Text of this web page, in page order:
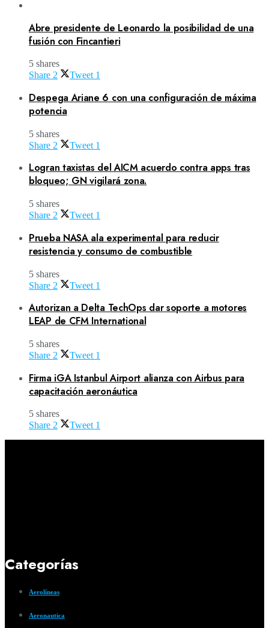
Abre presidente de Leonardo la posibilidad de una
fusión con Fincantieri
5 shares
Share 2 Tweet 1
Despega Ariane 6 con una configuración de máxima
potencia
5 shares
Share 2 Tweet 1
Logran taxistas del AICM acuerdo contra apps tras
bloqueo; GN vigilará zona.
5 shares
Share 2 Tweet 1
Prueba NASA ala experimental para reducir
resistencia y consumo de combustible
5 shares
Share 2 Tweet 1
Autorizan a Delta TechOps dar soporte a motores
LEAP de CFM International
5 shares
Share 2 Tweet 1
Firma iGA Istanbul Airport alianza con Airbus para
capacitación aeronáutica
5 shares
Share 2 Tweet 1
Categorías
Aerolíneas
Aeronautica